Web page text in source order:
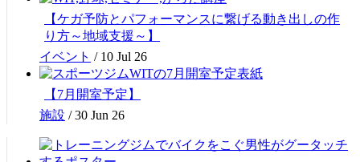
【ケガ予防とパフォーマンスに繋げる動き出しの作
り方～地域支援～】
イベント / 10 Jul 26
【7月開室予定】
施設 /30 Jun 26